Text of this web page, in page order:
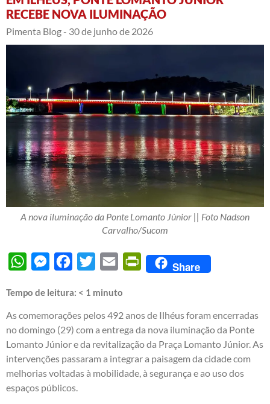
RECEBE NOVA ILUMINAÇÃO
Pimenta Blog - 30 de junho de 2026
A nova iluminação da Ponte Lomanto Júnior || Foto Nadson
Carvalho/Sucom
WhatsAppMessengerFacebook
Twitter Email PrintFriendly
Share
Tempo de leitura: < 1 minuto
As comemorações pelos 492 anos de Ilhéus foram encerradas
no domingo (29) com a entrega da nova iluminação da Ponte
Lomanto Júnior e da revitalização da Praça Lomanto Júnior. As
intervenções passaram a integrar a paisagem da cidade com
melhorias voltadas à mobilidade, à segurança e ao uso dos
espaços públicos.